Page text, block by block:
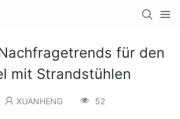
für den
mit Strandstühlen
XUANHENG 52